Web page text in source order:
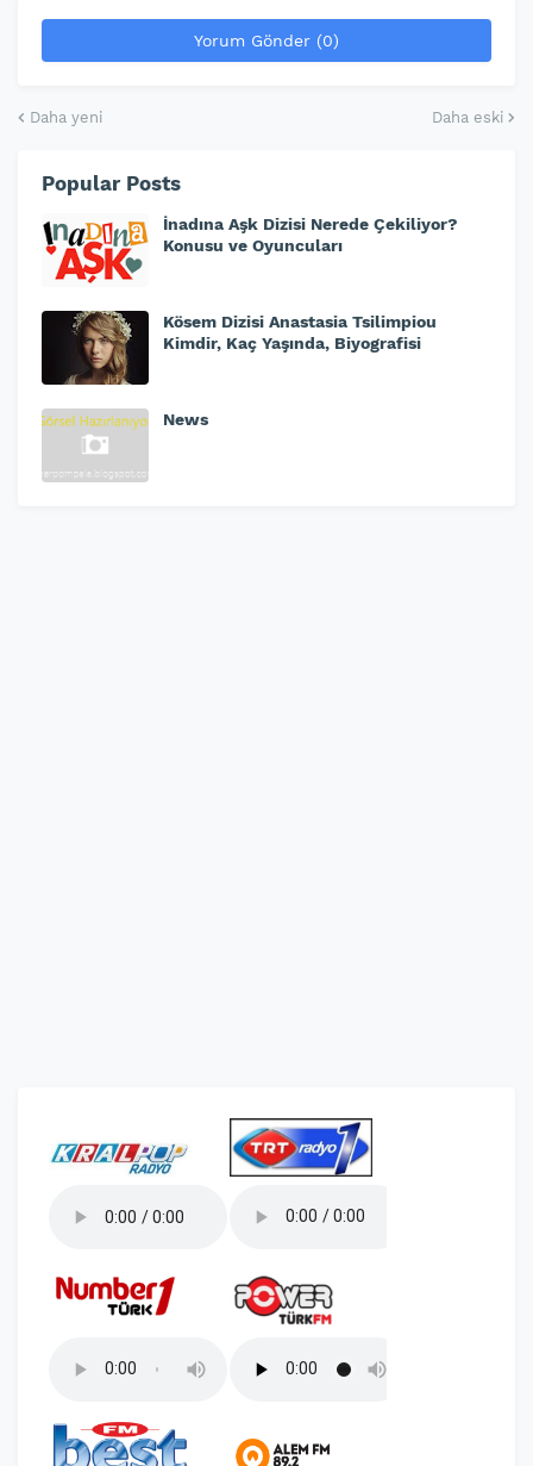
Yorum Gönder (0)
Daha yeni Daha eski
Popular Posts
İnadına Aşk Dizisi Nerede Çekiliyor?
Konusu ve Oyuncuları
Kösem Dizisi Anastasia Tsilimpiou
Kimdir, Kaç Yaşında, Biyografisi
News